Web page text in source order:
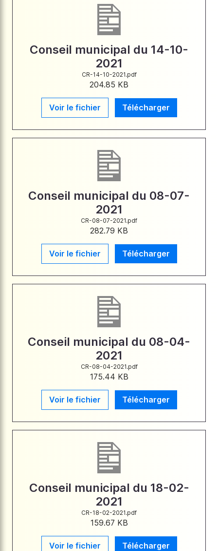
Conseil municipal du 14-10-
2021
CR-14-10-2021.pdf
204.85 KB
Voir le fichier Télécharger
Conseil municipal du 08-07-
2021
CR-08-07-2021.pdf
282.79 KB
Voir le fichier Télécharger
Conseil municipal du 08-04-
2021
CR-08-04-2021.pdf
175.44 KB
Voir le fichier Télécharger
Conseil municipal du 18-02-
2021
CR-18-02-2021.pdf
159.67 KB
Voir le fichier Télécharger